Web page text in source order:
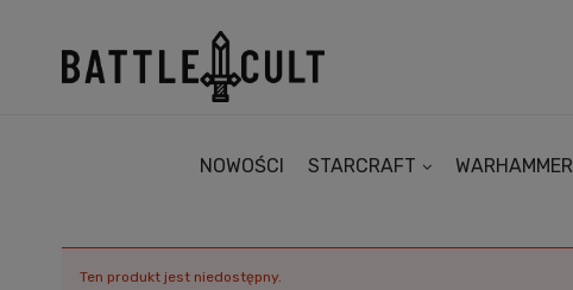
NOWOŚCI STARCRAFT WARHAMMER
Ten produkt jest niedostępny.